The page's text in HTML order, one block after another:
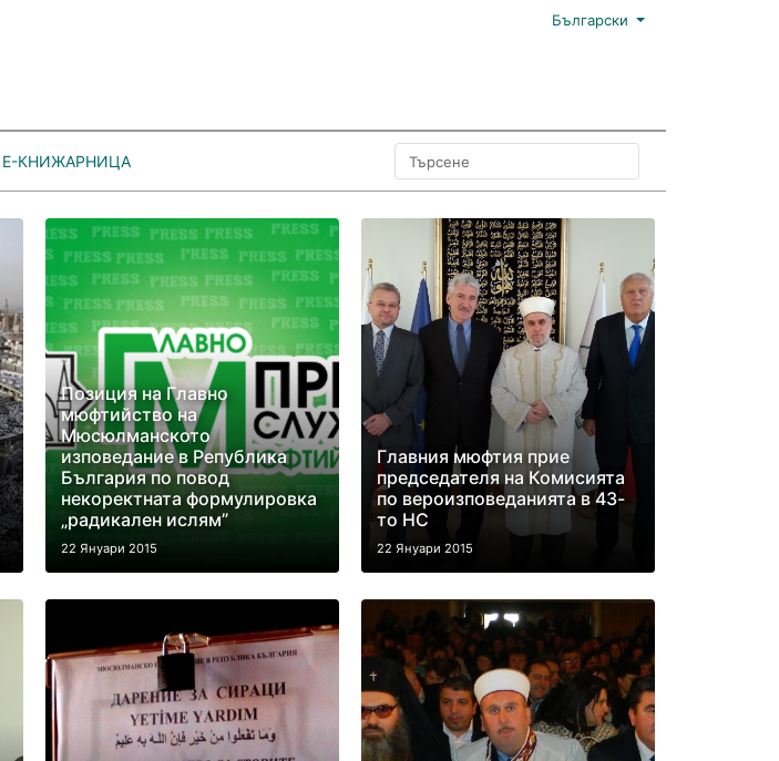
Български
Е-КНИЖАРНИЦА
Позиция на Главно
мюфтийство на
Мюсюлманското
изповедание в Република
България по повод
некоректната формулировка
„радикален ислям”
22 Януари 2015
Главния мюфтия прие
председателя на Комисията
по вероизповеданията в 43-
то НС
22 Януари 2015